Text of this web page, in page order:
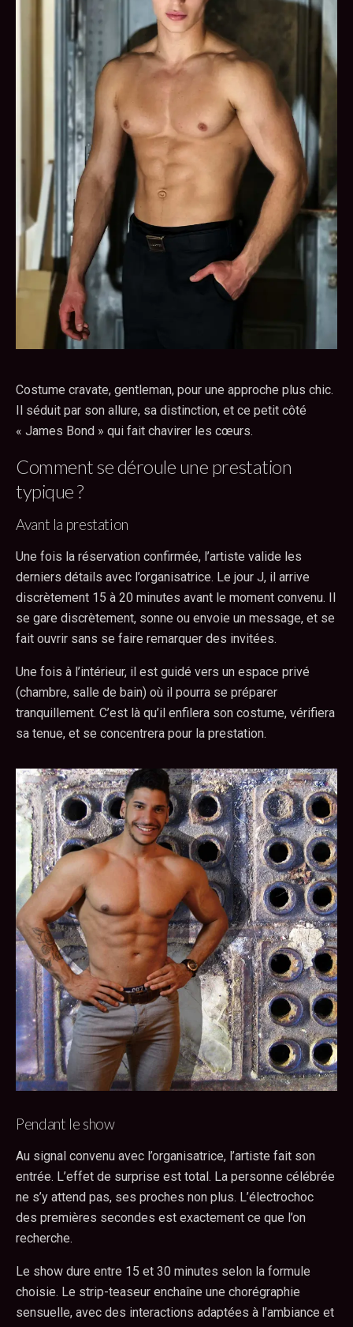
Costume cravate, gentleman, pour une approche plus chic.
Il séduit par son allure, sa distinction, et ce petit côté
« James Bond » qui fait chavirer les cœurs.
Comment se déroule une prestation
typique ?
Avant la prestation
Une fois la réservation confirmée, l’artiste valide les
derniers détails avec l’organisatrice. Le jour J, il arrive
discrètement 15 à 20 minutes avant le moment convenu. Il
se gare discrètement, sonne ou envoie un message, et se
fait ouvrir sans se faire remarquer des invitées.
Une fois à l’intérieur, il est guidé vers un espace privé
(chambre, salle de bain) où il pourra se préparer
tranquillement. C’est là qu’il enfilera son costume, vérifiera
sa tenue, et se concentrera pour la prestation.
Pendant le show
Au signal convenu avec l’organisatrice, l’artiste fait son
entrée. L’effet de surprise est total. La personne célébrée
ne s’y attend pas, ses proches non plus. L’électrochoc
des premières secondes est exactement ce que l’on
recherche.
Le show dure entre 15 et 30 minutes selon la formule
choisie. Le strip-teaseur enchaîne une chorégraphie
sensuelle, avec des interactions adaptées à l’ambiance et